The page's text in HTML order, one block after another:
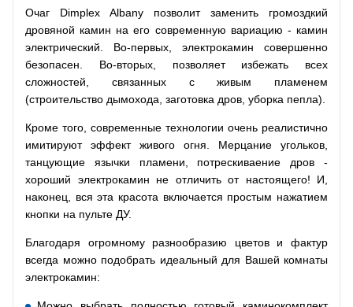
Очаг Dimplex Albany позволит заменить громоздкий
дровяной камин на его современную вариацию - камин
электрический. Во-первых, электрокамин совершенно
безопасен. Во-вторых, позволяет избежать всех
сложностей, связанных с живым пламенем
(строительство дымохода, заготовка дров, уборка пепла).
Кроме того, современные технологии очень реалистично
имитируют эффект живого огня. Мерцание угольков,
танцующие язычки пламени, потрескиваение дров -
хороший электрокамин не отличить от настоящего! И,
наконец, вся эта красота включается простым нажатием
кнопки на пульте ДУ.
Благодаря огромному разнообразию цветов и фактур
всегда можно подобрать идеальный для Вашей комнаты
электрокамин: